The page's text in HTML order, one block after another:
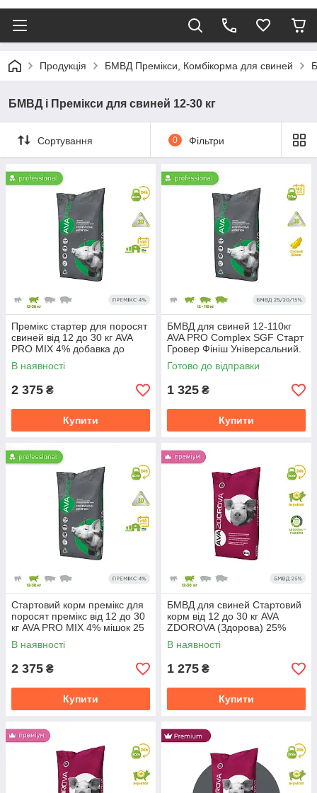
Продукція БМВД Премікси, Комбікорма для свиней
БМВД і Премікси для свиней 12-30 кг
Сортування 0 Фільтри
Премікс стартер для поросят
свиней від 12 до 30 кг AVA
PRO MIX 4% добавка до
комбікормів для поросят
В наявності
2 375 ₴
Купити
БМВД для свиней 12-110кг
AVA PRO Complex SGF Старт
Гровер Фініш Універсальний.
Мішок 25 кг 1
Готово до відправки
1 325 ₴
Купити
Стартовий корм премікс для
поросят премікс від 12 до 30
кг AVA PRO MIX 4% мішок 25
кг з 42 по 77 день життя
В наявності
2 375 ₴
Купити
БМВД для свиней Стартовий
корм від 12 до 30 кг AVA
ZDOROVA (Здорова) 25%
Фасовка 25 кг
В наявності
1 275 ₴
Купити